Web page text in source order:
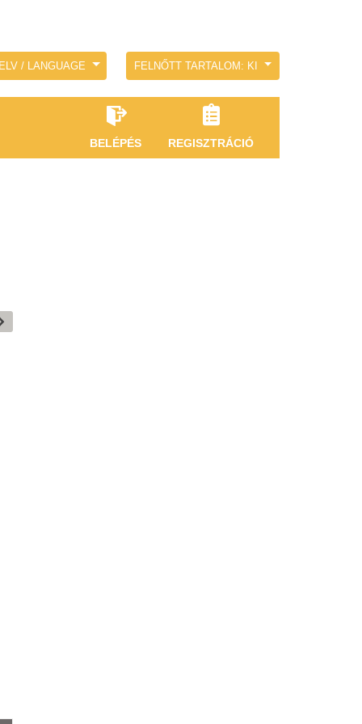
/ LANGUAGE FELNŐTT TARTALOM: KI
BELÉPÉS REGISZTRÁCIÓ